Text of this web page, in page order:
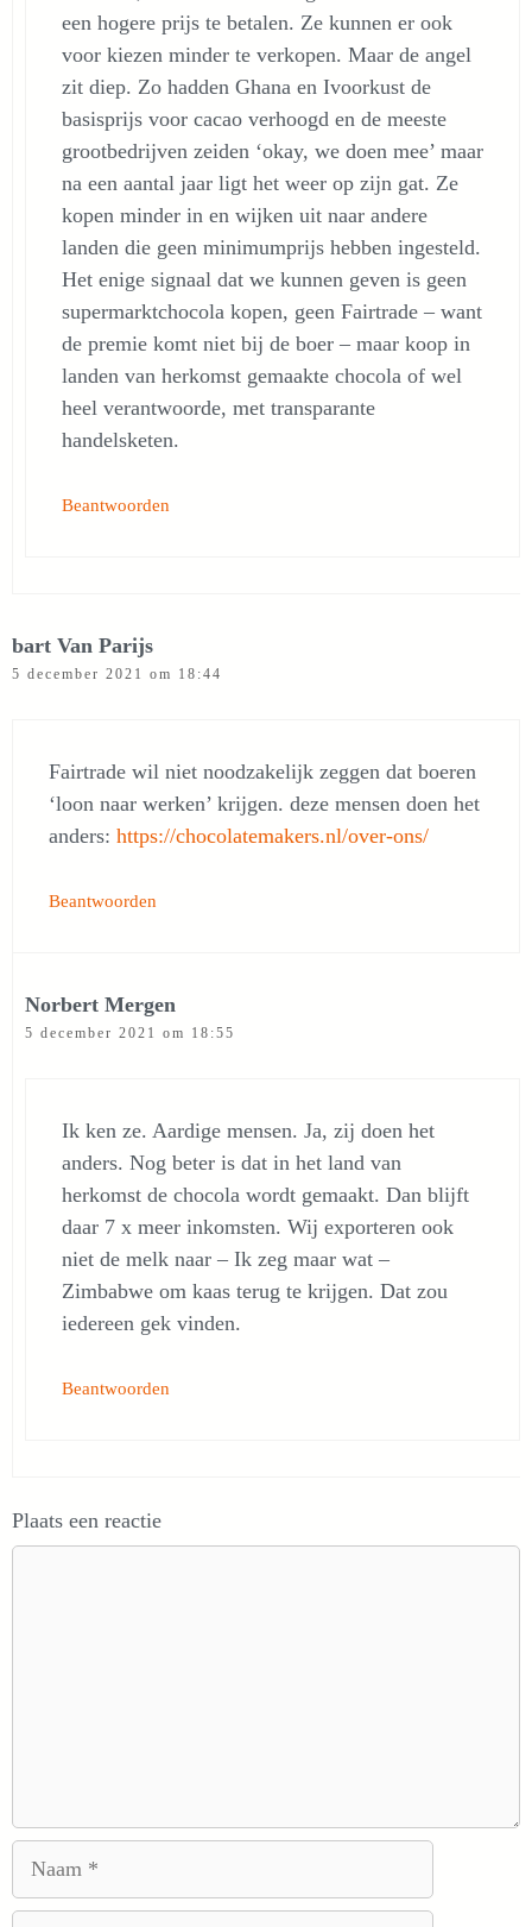
een hogere prijs te betalen. Ze kunnen er ook
voor kiezen minder te verkopen. Maar de angel
zit diep. Zo hadden Ghana en Ivoorkust de
basisprijs voor cacao verhoogd en de meeste
grootbedrijven zeiden ‘okay, we doen mee’ maar
na een aantal jaar ligt het weer op zijn gat. Ze
kopen minder in en wijken uit naar andere
landen die geen minimumprijs hebben ingesteld.
Het enige signaal dat we kunnen geven is geen
supermarktchocola kopen, geen Fairtrade – want
de premie komt niet bij de boer – maar koop in
landen van herkomst gemaakte chocola of wel
heel verantwoorde, met transparante
handelsketen.
Beantwoorden
bart Van Parijs
5 december 2021 om 18:44
Fairtrade wil niet noodzakelijk zeggen dat boeren
‘loon naar werken’ krijgen. deze mensen doen het
anders: https://chocolatemakers.nl/over-ons/
Beantwoorden
Norbert Mergen
5 december 2021 om 18:55
Ik ken ze. Aardige mensen. Ja, zij doen het
anders. Nog beter is dat in het land van
herkomst de chocola wordt gemaakt. Dan blijft
daar 7 x meer inkomsten. Wij exporteren ook
niet de melk naar – Ik zeg maar wat –
Zimbabwe om kaas terug te krijgen. Dat zou
iedereen gek vinden.
Beantwoorden
Plaats een reactie